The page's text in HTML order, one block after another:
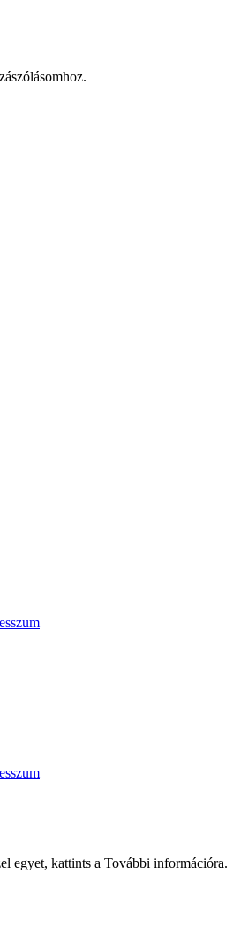
egyet, kattints a További információra.